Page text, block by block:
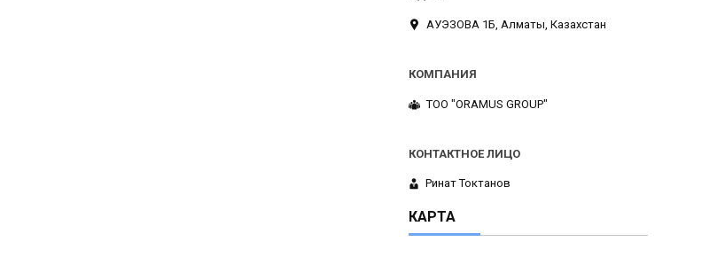
АУЭЗОВА 1Б, Алматы, Казахстан
ТОО "ORAMUS GROUP"
Ринат Токтанов
КАРТА